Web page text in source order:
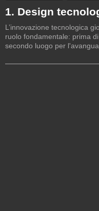
1. Design
L’innovazione tecnologica
ruolo fondamentale: prima
secondo luogo per